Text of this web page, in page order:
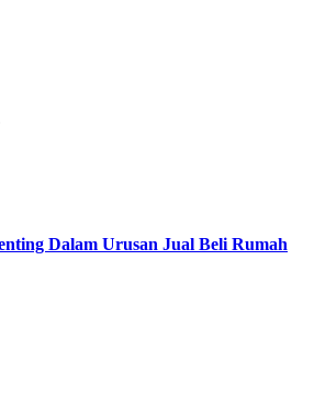
Dalam Urusan Jual Beli Rumah